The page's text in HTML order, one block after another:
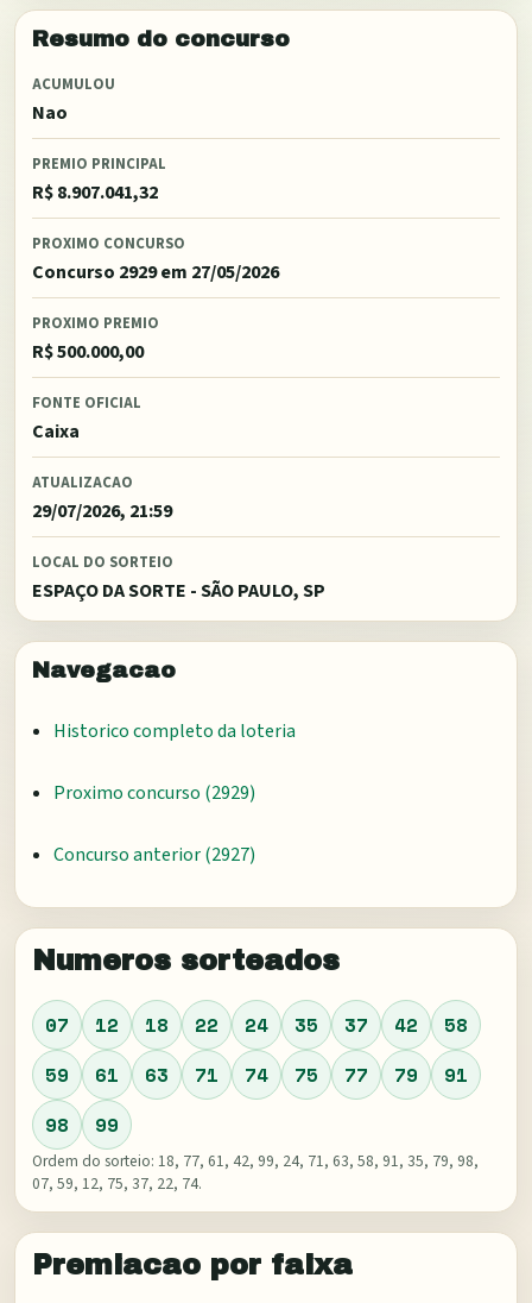
Resumo do concurso
ACUMULOU
Nao
PREMIO PRINCIPAL
R$ 8.907.041,32
PROXIMO CONCURSO
Concurso 2929em 27/05/2026
PROXIMO PREMIO
R$ 500.000,00
FONTE OFICIAL
Caixa
ATUALIZACAO
29/07/2026, 21:59
LOCAL DO SORTEIO
ESPAÇO DA SORTE - SÃO PAULO, SP
Navegacao
Historico completo da loteria
Proximo concurso (2929)
Concurso anterior (2927)
Numeros sorteados
07 12 18 22 24 35 37 42
58
59
61 63 71 74 75 77 79
91
98
99
Ordem do sorteio: 18, 77, 61, 42, 99, 24, 71, 63, 58, 91, 35, 79, 98,
07, 59, 12, 75, 37, 22, 74.
Premiacao por faixa